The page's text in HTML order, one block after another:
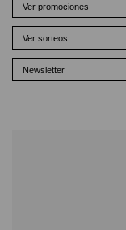
Ver promociones
Ver sorteos
Newsletter